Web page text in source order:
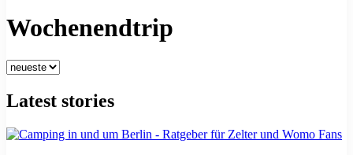
Wochenendtrip
Latest stories